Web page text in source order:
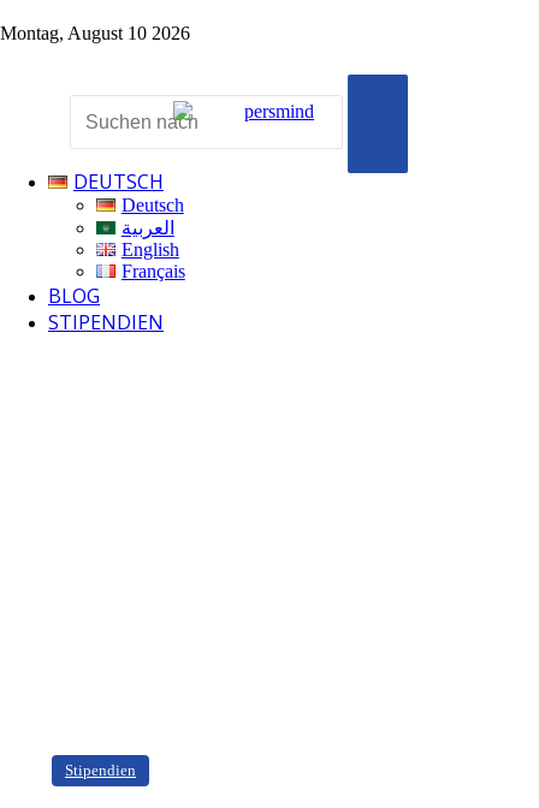
Montag, August 10 2026
YouTube
Telegram
TikTok
Zufälliger
Artikel
Suchen
Menü
DEUTSCH
Deutsch
العربية
English
Français
BLOG
STIPENDIEN
Stipendien